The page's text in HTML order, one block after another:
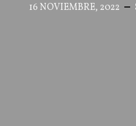
16 NOVIEMBRE, 2022